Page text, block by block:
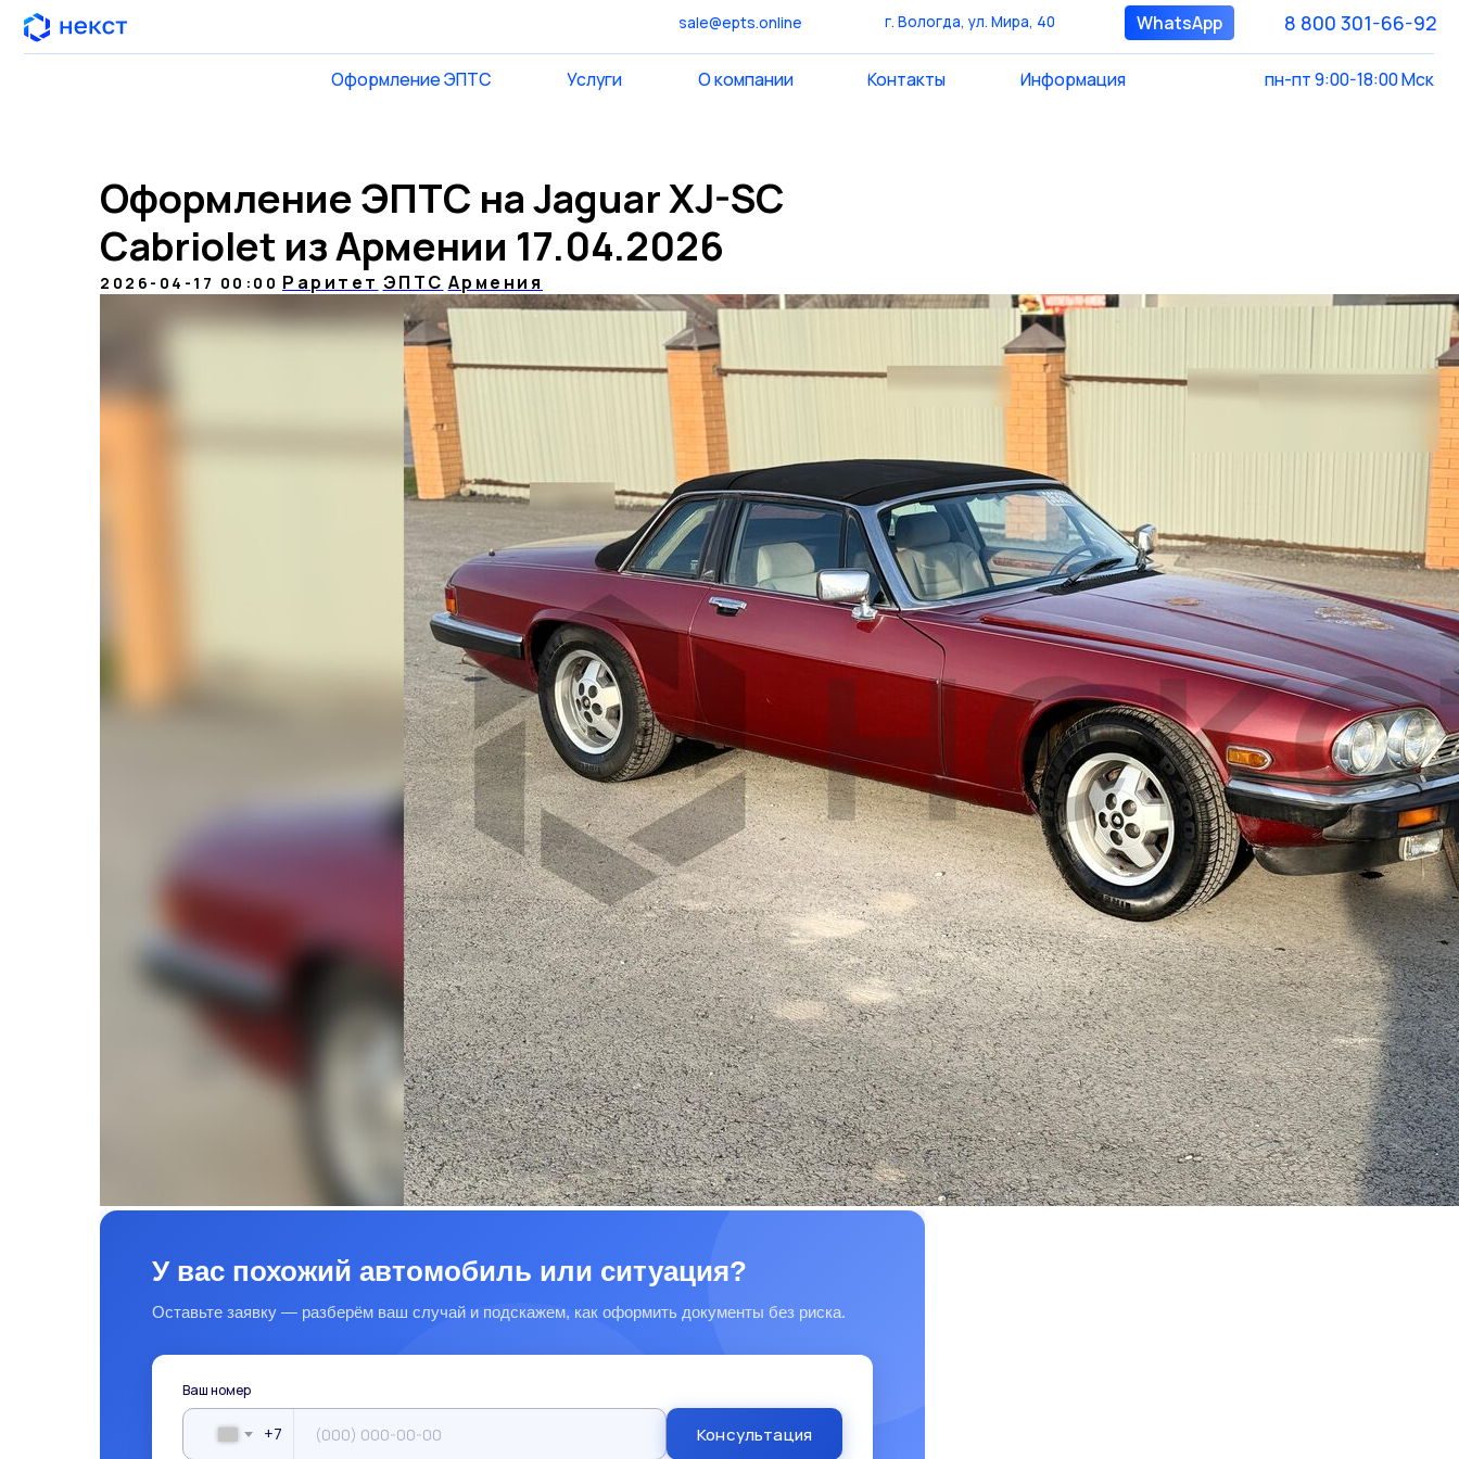
sale@epts.online г. Вологда, ул. Мира, 40 WhatsApp 8 800 301-66-92
Оформление ЭПТС Информация
Контакты
О компании
8 800 301-66-92
WhatsApp
Информация
Контакты
Оформление ЭПТС на Jaguar XJ-SC
Cabriolet из Армении 17.04.2026
2026-04-17 00:00 Раритет ЭПТС Армения
У вас похожий автомобиль или ситуация?
Оставьте заявку — разберём ваш случай и подскажем, как оформить документы без риска.
Ваш номер
+7 Консультация